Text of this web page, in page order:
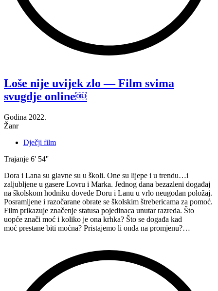
—
Film
svima
online”
Loše nije uvijek zlo — Film svima
svugdje online￼
Godina 2022.
Žanr
Dječji film
Trajanje 6' 54''
Dora i Lana su glavne su u školi. One su lijepe i u trendu…i
zaljubljene u gasere Lovru i Marka. Jednog dana bezazleni događaj
na školskom hodniku dovede Doru i Lanu u vrlo neugodan položaj.
Posramljene i razočarane obrate se školskim štrebericama za pomoć.
Film prikazuje značenje statusa pojedinaca unutar razreda. Što
uopće znači moć i koliko je ona krhka? Što se događa kad
moć prestane biti moćna? Pristajemo li onda na promjenu?…